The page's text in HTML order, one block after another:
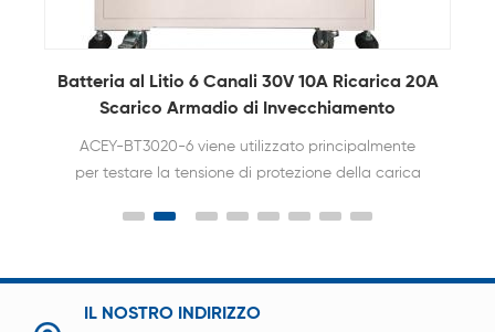
70V 85V 100V Batteria al litio per armadio di
invecchiamento in carica Tester di
ACEY-BT7010-12 viene applicato al sistema di test
del ciclo di scarica della carica integrato di carica
stringa bassa, test di funzionamento del pacco
della carica.
IL NOSTRO INDIRIZZO